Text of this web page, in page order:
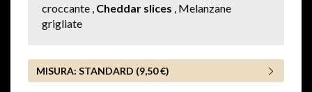
croccante , Cheddar slices , Melanzane
grigliate
MISURA: STANDARD (9,50 €)